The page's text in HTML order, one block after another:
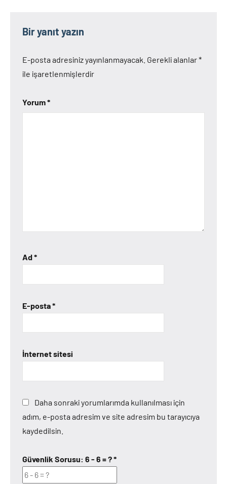
Bir yanıt yazın
E-posta adresiniz yayınlanmayacak. Gerekli alanlar*
ile işaretlenmişlerdir
Yorum*
Ad*
E-posta*
İnternet sitesi
Daha sonraki yorumlarımda kullanılması için
adım, e-posta adresim ve site adresim bu tarayıcıya
kaydedilsin.
Güvenlik Sorusu: 6 - 6 = ?*